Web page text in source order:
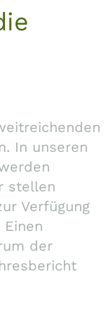
In unseren
stellen
Verfügung
der